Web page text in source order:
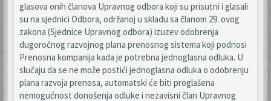
glasova onih članova Upravnog odbora koji su prisutni i glasali
su na sjednici Odbora, održanoj u skladu sa članom 29. ovog
zakona (Sjednice Upravnog odbora) izuzev odobrenja
dugoročnog razvojnog plana prenosnog sistema koji podnosi
Prenosna kompanija kada je potrebna jednoglasna odluka. U
slučaju da se ne može postići jednoglasna odluka o odobrenju
plana razvoja prenosa, automatski će biti proglašena
nemogućnost donošenja odluke i nezavisni član Upravnog